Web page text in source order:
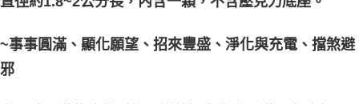
每筆NT$80，滿NT$3,000(含以上)免運費
~事事圓滿、顯化願望、招來豐盛、淨化與充電、擋煞避
邪